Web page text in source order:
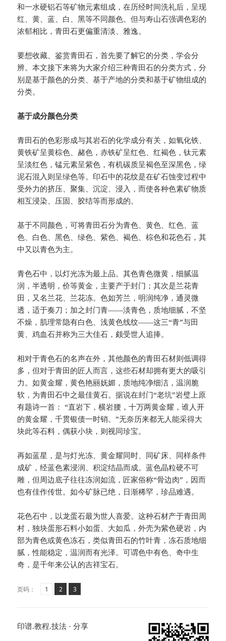
和一水硬铝石等矿物元素组成，在历经时间洗礼后，呈现
红、黄、蓝、白、黑等不同颜色。但与寿山石强调色彩的
浓郁相比，青田石更偏重清淡、雅逸。
要想收藏、鉴赏青田石，首先要了解它的分类，学会分
辨。本文接下来将为大家介绍三种青田石的分类方式，分
别是基于颜色的分类、基于产地的分类和基于矿物组成的
分类。
基于成分颜色分类
青田石的色彩形成与其岩石的化学成分有关，如氧化铁、
黄铁矿呈黄棕色、赭色，赤铁矿呈红色、红褐色，钛元素
呈淡红色，锰元素呈紫色，有机碳质呈褐色至深黑色，绿
泥石混入则呈绿色等。印石中的花纹是在矿石蚀变过程中
受外力的挤压、聚集、沉淀、浸入，而使各种色素矿物质
相互浸染、压固、胶结等而形成的。
基于不同颜色，可将青田石分为青色、黄色、红色、蓝
色、白色、黑色、绿色、紫色、褐色、棕色和花色石，其
中又以青色为主。
青色石中，以灯光冻为最上品。其色青色微黄，细腻温
润，半透明，价等黄金，主要产于封门；其次是兰花青
田，又名兰花、兰花冻。色如芳兰，明润纯净，通灵微
透，适于奏刀；加之封门青——淡青色，质地细腻，不坚
不燥，肌理常隐有白色、浅黄色线纹——这三“青”与田
黄、鸡血石并称为三大佳石，颇受世人追捧。
相对于青色石的名声在外，其他颜色的青田石材则低调得
多，但对于青田的匠人而言，这些石材却拥有更大的吸引
力。如黄金耀，黄色艳丽妩媚，质地纯净细洁，温润脆
软，为青田石中之最佳黄石。据说在封门“老坑”岩璧上原
有题诗一首： “直岩下，横岩腰，十万两黄金耀，谁人开
的黄金耀，千贯银债一时销。”无奈历来都无人能采得大
块此等石料，偶获小块，则视同珍宝。
再如蓝星，是与灯光冻、黄金耀同时、同矿床、同样条件
成矿，经蓝色素浸润、积淀结晶而成。蓝色晶粒硬不可
雕，但周边底子往往冻润如流，匠家俗称“骨边肉”，因而
也有佳作传世。如今矿脉已绝，日渐稀罕，珍品难遇。
花色石中，以龙蛋石最为世人喜爱。这种石材产于青田周
村，独块蛋形石料小如蛋、大如瓜，外壳为紫色硬岩，内
部为青色或黄色冻石，类似青田石的竹叶青，冻石质地细
腻，性能稳定，温润而有光泽。可谓色中有色、奇中生
奇，是千年来公认的吉祥宝石。
页码： 页1 ,
页
2 ,
页
3
印谱.教程.技法 - 分享